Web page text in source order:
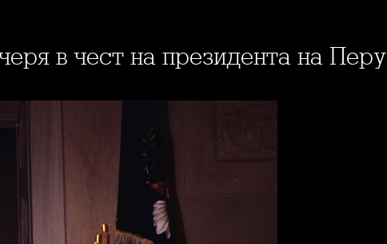
в чест на президента на Перу